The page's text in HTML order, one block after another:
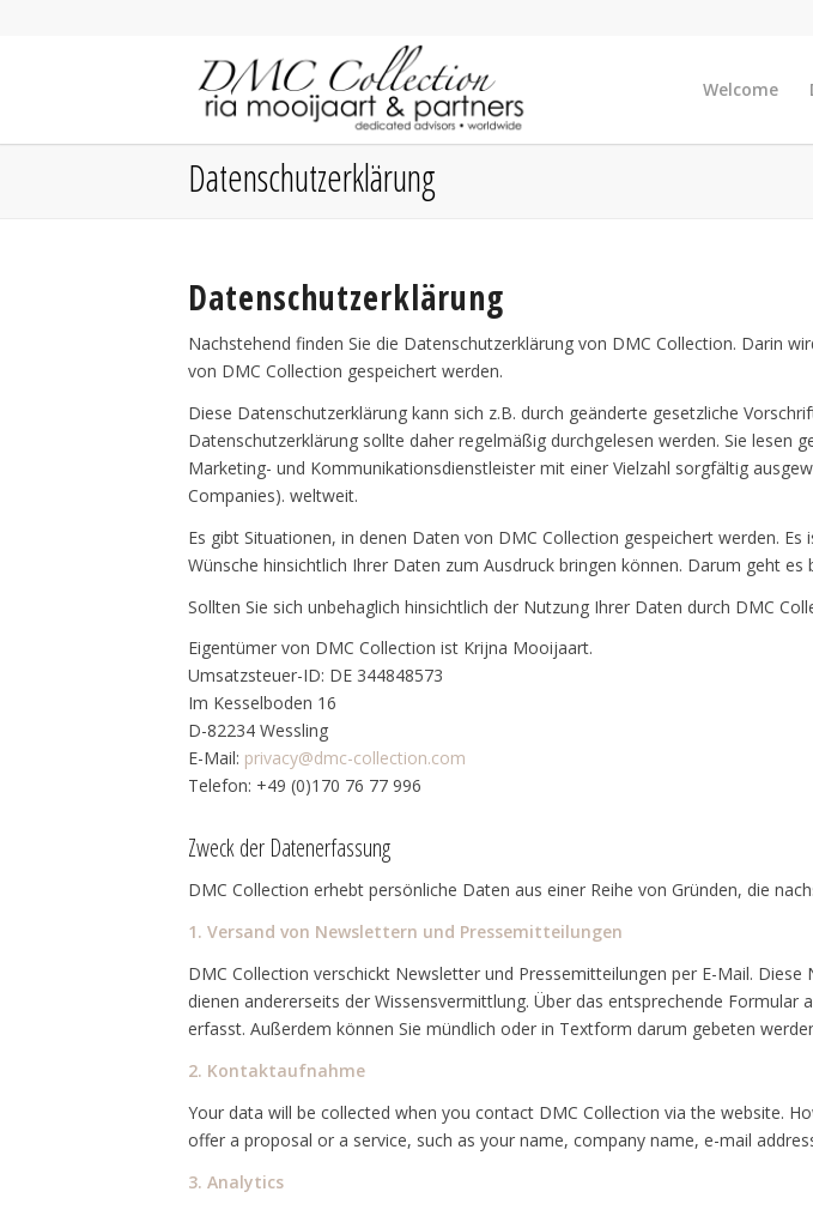
Welcome
Datenschutzerklärung
Datenschutzerklärung
Nachstehend finden Sie die Datenschutzerklärung von DMC Collection. Darin
von DMC Collection gespeichert werden.
Diese Datenschutzerklärung kann sich z.B. durch geänderte gesetzliche
Datenschutzerklärung sollte daher regelmäßig durchgelesen werden. Sie lesen
Marketing- und Kommunikationsdienstleister mit einer Vielzahl sorgfältig
Companies). weltweit.
Es gibt Situationen, in denen Daten von DMC Collection gespeichert werden.
Wünsche hinsichtlich Ihrer Daten zum Ausdruck bringen können. Darum geht es
Sollten Sie sich unbehaglich hinsichtlich der Nutzung Ihrer Daten durch DMC
Eigentümer von DMC Collection ist Krijna Mooijaart.
Umsatzsteuer-ID: DE 344848573
Im Kesselboden 16
D-82234 Wessling
E-Mail: privacy@dmc-collection.com
Telefon: +49 (0)170 76 77 996
Zweck der Datenerfassung
DMC Collection erhebt persönliche Daten aus einer Reihe von Gründen, die
1. Versand von Newslettern und Pressemitteilungen
DMC Collection verschickt Newsletter und Pressemitteilungen per E-Mail.
dienen andererseits der Wissensvermittlung. Über das entsprechende
erfasst. Außerdem können Sie mündlich oder in Textform darum gebeten
2. Kontaktaufnahme
Your data will be collected when you contact DMC Collection via the website.
offer a proposal or a service, such as your name, company name, e-mail
3. Analytics